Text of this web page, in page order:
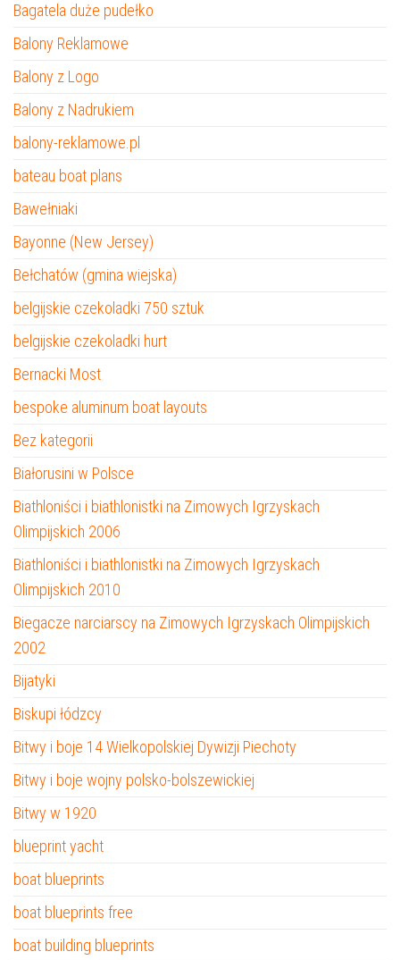
Bagatela duże pudełko
Balony Reklamowe
Balony z Logo
Balony z Nadrukiem
balony-reklamowe.pl
bateau boat plans
Bawełniaki
Bayonne (New Jersey)
Bełchatów (gmina wiejska)
belgijskie czekoladki 750 sztuk
belgijskie czekoladki hurt
Bernacki Most
bespoke aluminum boat layouts
Bez kategorii
Białorusini w Polsce
Biathloniści i biathlonistki na Zimowych Igrzyskach
Olimpijskich 2006
Biathloniści i biathlonistki na Zimowych Igrzyskach
Olimpijskich 2010
Biegacze narciarscy na Zimowych Igrzyskach Olimpijskich
2002
Bijatyki
Biskupi łódzcy
Bitwy i boje 14 Wielkopolskiej Dywizji Piechoty
Bitwy i boje wojny polsko-bolszewickiej
Bitwy w 1920
blueprint yacht
boat blueprints
boat blueprints free
boat building blueprints